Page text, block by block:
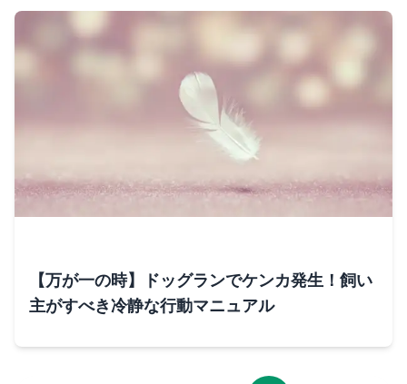
【万が一の時】ドッグランでケンカ発生！飼い
主がすべき冷静な行動マニュアル